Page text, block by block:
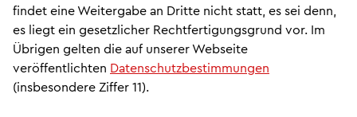
findet eine Weitergabe an Dritte nicht statt, es sei denn,
es liegt ein gesetzlicher Rechtfertigungsgrund vor. Im
Übrigen gelten die auf unserer Webseite
veröffentlichten Datenschutzbestimmungen
(insbesondere Ziffer 11).